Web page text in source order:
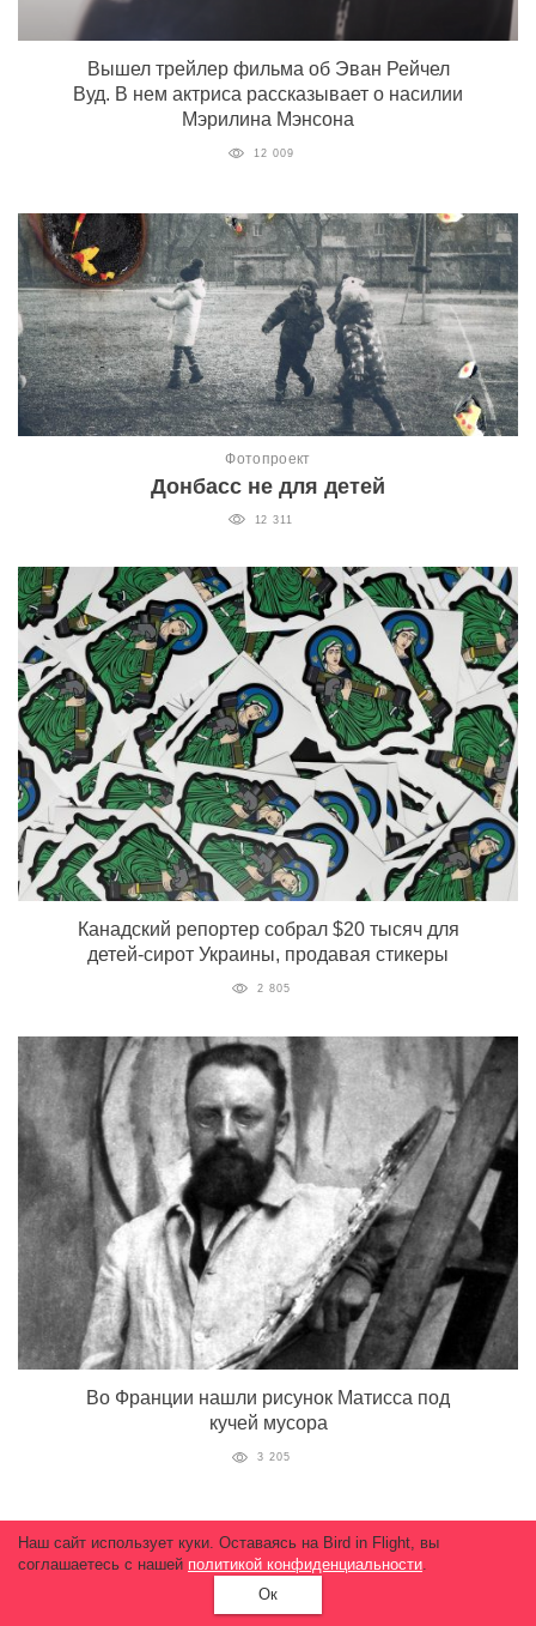
Вышел трейлер фильма об Эван Рейчел
Вуд. В нем актриса рассказывает о насилии
Мэрилина Мэнсона
12 009
Фотопроект
Донбасс не для детей
12 311
Канадский репортер собрал $20 тысяч для
детей-сирот Украины, продавая стикеры
2 805
Во Франции нашли рисунок Матисса под
кучей мусора
3 205
Больше материалов
Наш сайт использует куки. Оставаясь на Bird in Flight, вы
соглашаетесь с нашей политикой конфиденциальности.
Ок